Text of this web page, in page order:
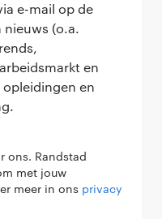
e-mail op de
(o.a.
en
en
ons. Randstad
met jouw
meer in ons privacy